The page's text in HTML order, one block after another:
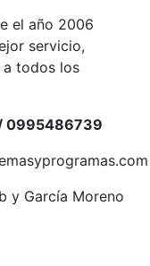
el año 2006
servicio,
todos los
0995486739
y García Moreno